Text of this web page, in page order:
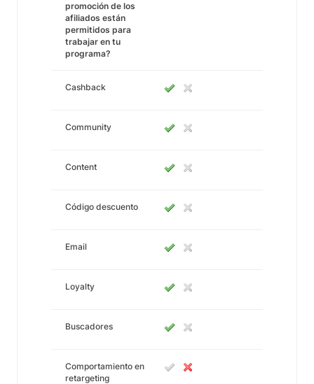
promoción de los
afiliados están
permitidos para
trabajar en tu
programa?
Cashback
Community
Content
Código descuento
Email
Loyalty
Buscadores
Comportamiento en
retargeting